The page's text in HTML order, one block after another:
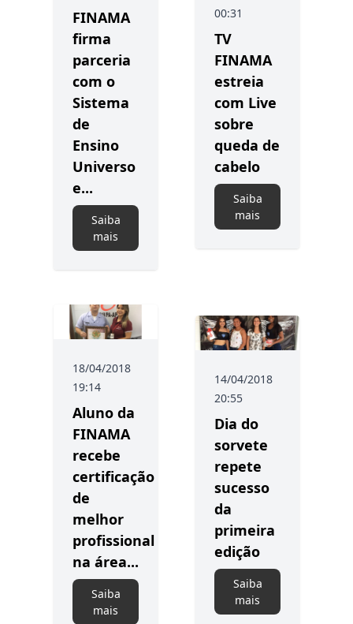
FINAMA
firma
parceria
com o
Sistema
de
Ensino
Universo
e...
Saiba
mais
00:31
TV
FINAMA
estreia
com Live
sobre
queda de
cabelo
Saiba
mais
18/04/2018
19:14
Aluno da
FINAMA
recebe
certificação
de
melhor
profissional
na área...
Saiba
mais
14/04/2018
20:55
Dia do
sorvete
repete
sucesso
da
primeira
edição
Saiba
mais